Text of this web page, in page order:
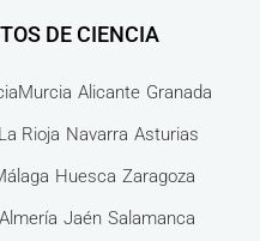
DE CIENCIA
Murcia Alicante Granada
La Rioja Navarra Asturias
Huesca Zaragoza
Almería Jaén Salamanca